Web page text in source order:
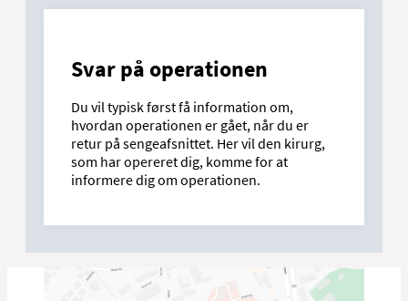
Svar på operationen
Du vil typisk først få information om,
hvordan operationen er gået, når du er
retur på sengeafsnittet. Her vil den kirurg,
som har opereret dig, komme for at
informere dig om operationen.